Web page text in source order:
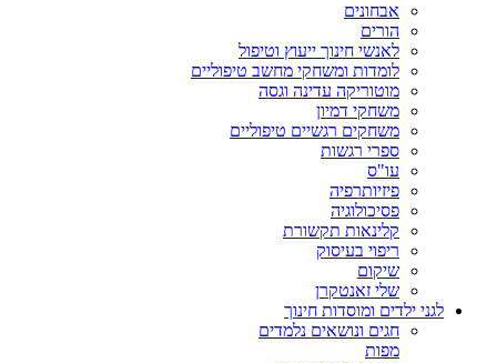
אבחונים
הורים
לאנשי חינוך ייעוץ וטיפול
לומדות ומשחקי מחשב טיפוליים
מוטוריקה עדינה וגסה
משחקי דמיון
משחקים רגשיים טיפוליים
ספרי רגשות
עו"ס
פיזיותרפיה
פסיכולוגיה
קלינאות תקשורת
ריפוי בעיסוק
שיקום
שלי זאנטקרן
לגני ילדים ומוסדות חינוך
חגים ונושאים נלמדים
מפות